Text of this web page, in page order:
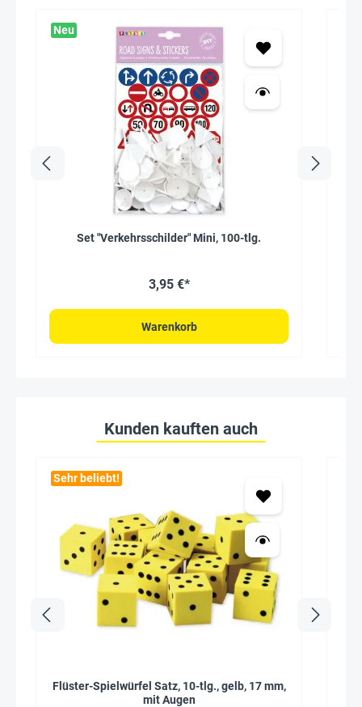
Neu
Set "Verkehrsschilder" Mini, 100-tlg.
3,95 €*
Warenkorb
Kunden kauften auch
Sehr beliebt!
Flüster-Spielwürfel Satz, 10-tlg., gelb, 17 mm,
mit Augen